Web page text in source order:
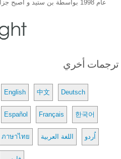
عام 1998 بواسطة بن ستيد و أصبح جزأ من شبكة Heartlight فى عام 2000
ترجمات أخري
English 中文 Deutsch
Español Français 한국어
ภาษาไทย اللغة العربية اُردو